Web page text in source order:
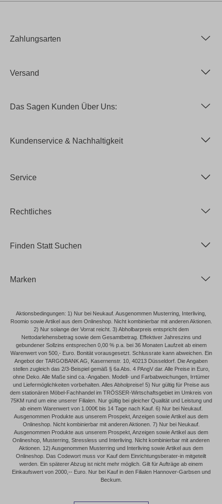
Zahlungsarten
Versand
Das Sagen Kunden Über Uns:
Kundenservice & Nachhaltigkeit
Service
Rechtliches
Finden Statt Suchen
Marken
Aktionsbedingungen: 1) Nur bei Neukauf. Ausgenommen Musterring, Interliving,
Roomio sowie Artikel aus dem Onlineshop. Nicht kombinierbar mit anderen Aktionen.
2) Nur solange der Vorrat reicht. 3) Abholbarpreis entspricht dem
Nettodarlehensbetrag sowie dem Gesamtbetrag. Effektiver Jahreszins und
gebundener Sollzins entsprechen 0,00 % p.a. bei 36 Monaten Laufzeit ab einem
Warenwert von 500,- Euro. Bonität vorausgesetzt. Schlussrate kann abweichen. Ein
Angebot der TARGOBANK AG, Kasernenstr. 10, 40213 Düsseldorf. Die Angaben
stellen zugleich das 2/3-Beispiel gemäß § 6a Abs. 4 PAngV dar. Alle Preise in Euro,
ohne Deko. Alle Maße sind ca.-Angaben. Modell- und Farbabweichungen, Irrtümer
und Liefermöglichkeiten vorbehalten. Alles Abholpreise! 5) Nur gültig für Preise aus
dem stationären Möbel-Fachhandel im TRÖSSER-Wirtschaftsgebiet im Umkreis von
75KM rund um eine unserer Filialen. Nur gültig bei gleicher Qualität und Leistung und
ab einem Warenwert von 1.000€ bis 14 Tage nach Kauf. 6) Nur bei Neukauf.
Ausgenommen Produkte aus unserem Prospekt, Anzeigen sowie Artikel aus dem
Onlineshop. Nicht kombinierbar mit anderen Aktionen. 7) Nur bei Neukauf.
Ausgenommen Produkte aus unserem Prospekt, Anzeigen sowie Artikel aus dem
Onlineshop, Musterring, Stressless und Interliving. Nicht kombinierbar mit anderen
Aktionen. 12) Ausgenommen Musterring und Interliving sowie Artikel aus dem
Onlineshop. Das Codewort muss vor Kauf dem Einrichtungsberater-in mitgeteilt
werden. Ein späterer Abzug ist nicht mehr möglich. Gilt für Aufträge ab einem
Einkaufswert von 2000,-- Euro. Nur bei Kauf in den Filialen Hannover-Garbsen und
Beckum.